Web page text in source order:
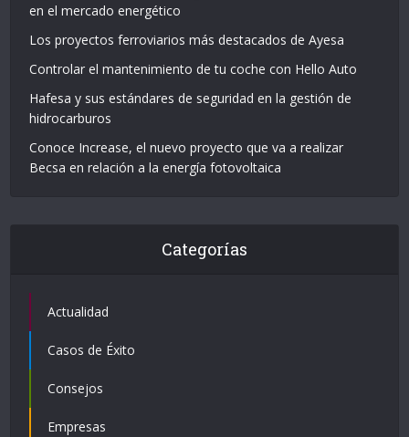
en el mercado energético
Los proyectos ferroviarios más destacados de Ayesa
Controlar el mantenimiento de tu coche con Hello Auto
Hafesa y sus estándares de seguridad en la gestión de
hidrocarburos
Conoce Increase, el nuevo proyecto que va a realizar
Becsa en relación a la energía fotovoltaica
Categorías
Actualidad
Casos de Éxito
Consejos
Empresas